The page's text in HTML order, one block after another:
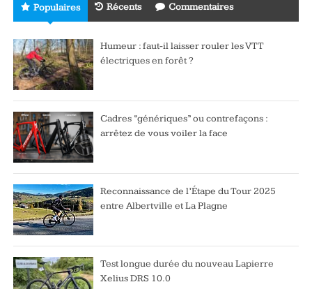
Populaires Récents Commentaires
Humeur : faut-il laisser rouler les VTT
électriques en forêt ?
Cadres “génériques” ou contrefaçons :
arrêtez de vous voiler la face
Reconnaissance de l’Étape du Tour 2025
entre Albertville et La Plagne
Test longue durée du nouveau Lapierre
Xelius DRS 10.0